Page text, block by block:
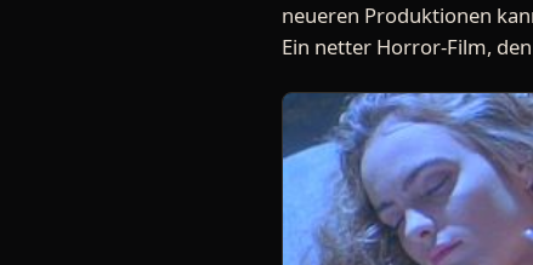
neueren Produktionen
Ein netter Horror-Film,